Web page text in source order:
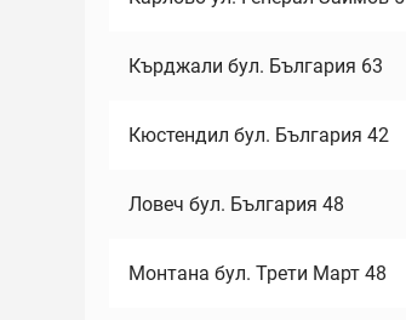
Кърджали бул. България 63
Кюстендил бул. България 42
Ловеч бул. България 48
Монтана бул. Трети Март 48